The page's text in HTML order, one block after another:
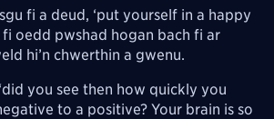
fi a deud, ‘put yourself in a happy
fi oedd pwshad hogan bach fi ar
hi’n chwerthin a gwenu.
you see then how quickly you
to a positive? Your brain is so